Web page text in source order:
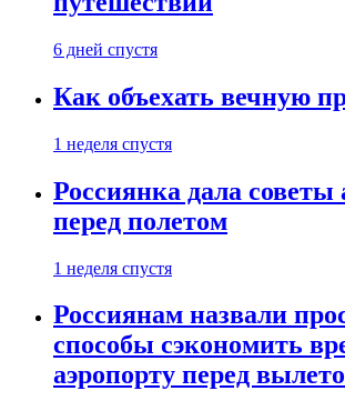
6 дней спустя
Как объехать вечную
1 неделя спустя
Россиянка дала советы
перед полетом
1 неделя спустя
Россиянам назвали
способы сэкономить
аэропорту перед